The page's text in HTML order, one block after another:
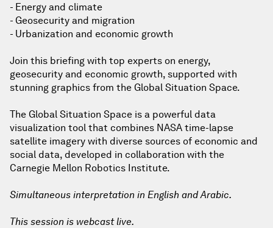
- Energy and climate
- Geosecurity and migration
- Urbanization and economic growth
Join this briefing with top experts on energy,
geosecurity and economic growth, supported with
stunning graphics from the Global Situation Space.
The Global Situation Space is a powerful data
visualization tool that combines NASA time-lapse
satellite imagery with diverse sources of economic and
social data, developed in collaboration with the
Carnegie Mellon Robotics Institute.
Simultaneous interpretation in English and Arabic.
This session is webcast live.